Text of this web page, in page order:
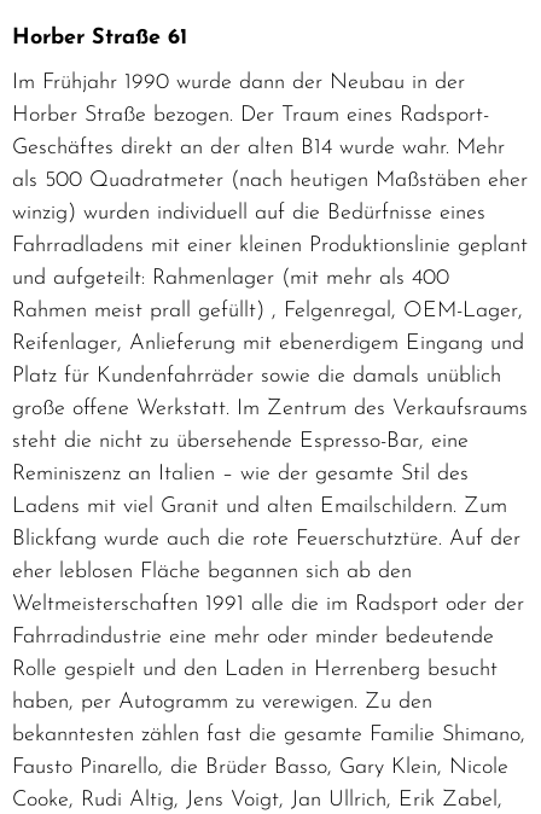
Horber Straße 61
Im Frühjahr 1990 wurde dann der Neubau in der
Horber Straße bezogen. Der Traum eines Radsport-
Geschäftes direkt an der alten B14 wurde wahr. Mehr
als 500 Quadratmeter (nach heutigen Maßstäben eher
winzig) wurden individuell auf die Bedürfnisse eines
Fahrradladens mit einer kleinen Produktionslinie geplant
und aufgeteilt: Rahmenlager (mit mehr als 400
Rahmen meist prall gefüllt) , Felgenregal, OEM-Lager,
Reifenlager, Anlieferung mit ebenerdigem Eingang und
Platz für Kundenfahrräder sowie die damals unüblich
große offene Werkstatt. Im Zentrum des Verkaufsraums
steht die nicht zu übersehende Espresso-Bar, eine
Reminiszenz an Italien – wie der gesamte Stil des
Ladens mit viel Granit und alten Emailschildern. Zum
Blickfang wurde auch die rote Feuerschutztüre. Auf der
eher leblosen Fläche begannen sich ab den
Weltmeisterschaften 1991 alle die im Radsport oder der
Fahrradindustrie eine mehr oder minder bedeutende
Rolle gespielt und den Laden in Herrenberg besucht
haben, per Autogramm zu verewigen. Zu den
bekanntesten zählen fast die gesamte Familie Shimano,
Fausto Pinarello, die Brüder Basso, Gary Klein, Nicole
Cooke, Rudi Altig, Jens Voigt, Jan Ullrich, Erik Zabel,